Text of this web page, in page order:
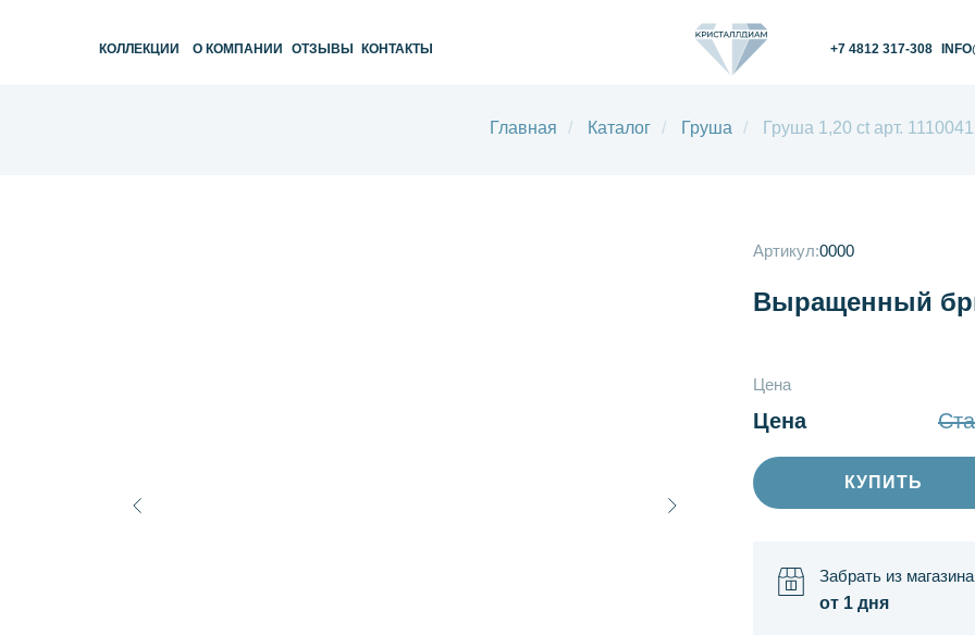
КОЛЛЕКЦИИ О КОМПАНИИ ОТЗЫВЫ КОНТАКТЫ +7 4812 317-308
Главная / Каталог / Груша / Груша 1,20 ct арт. 1110041
от 1 дня
Забрать из магазина
Выращенный
Артикул:0000
Цена
Цена
КУПИТЬ